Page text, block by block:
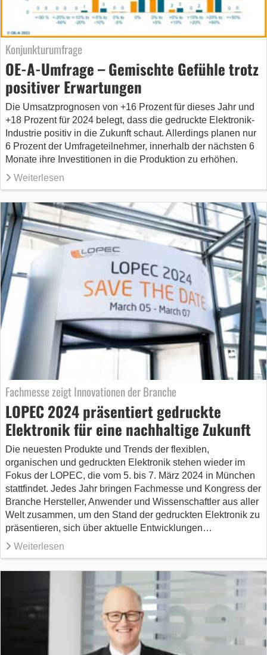
Konjunkturumfrage
OE-A-Umfrage – Gemischte Gefühle trotz
positiver Erwartungen
Die Umsatzprognosen von +16 Prozent für dieses Jahr und
+18 Prozent für 2024 belegt, dass die gedruckte Elektronik-
Industrie positiv in die Zukunft schaut. Allerdings planen nur
6 Prozent der Umfrageteilnehmer, innerhalb der nächsten 6
Monate ihre Investitionen in die Produktion zu erhöhen.
Weiterlesen
Fachmesse zeigt Innovationen der Branche
LOPEC 2024 präsentiert gedruckte
Elektronik für eine nachhaltige Zukunft
Die neuesten Produkte und Trends der flexiblen,
organischen und gedruckten Elektronik stehen wieder im
Fokus der LOPEC, die vom 5. bis 7. März 2024 in München
stattfindet. Jedes Jahr bringen Fachmesse und Kongress der
Branche Hersteller, Anwender und Wissenschaftler aus aller
Welt zusammen, um den Stand der gedruckten Elektronik zu
präsentieren, sich über aktuelle Entwicklungen…
Weiterlesen